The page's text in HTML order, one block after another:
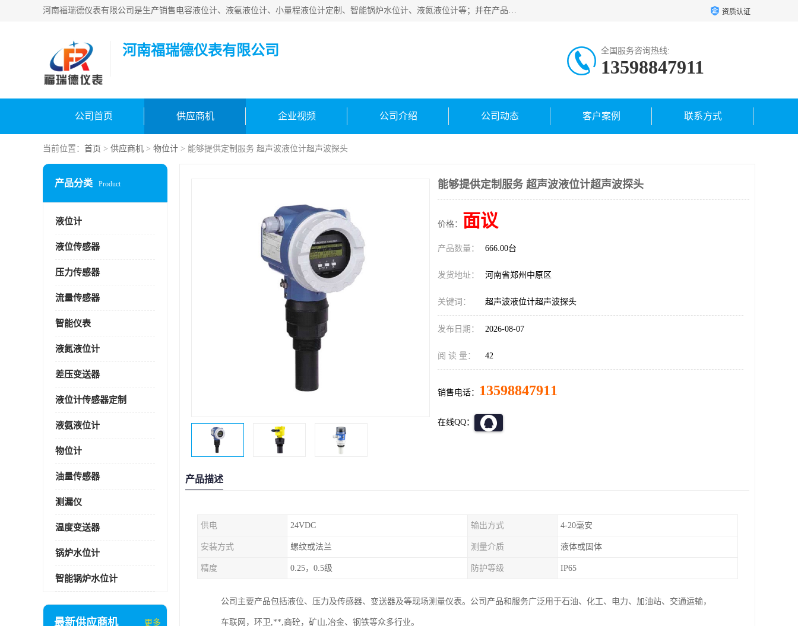
河南福瑞德仪表有限公司是生产销售电容液位计、液氨液位计、小量程液位计定制、智能锅炉水位计、液氮液位计等；并在产品开发、研制的过程中，吸取国内外仪器仪表的技术精华，建立了一支高、精、尖的科研开发队伍，使产品性能不断升级。 资质认证
河南福瑞德仪表有限公司 全国服务咨询热线:
13598847911
公司首页 供应商机 企业视频 公司介绍 公司动态 客户案例 联系方式
当前位置： 首页 > 供应商机 > 物位计 > 能够提供定制服务 超声波液位计超声波探头
产品分类 Product
液位计
液位传感器
压力传感器
流量传感器
智能仪表
液氮液位计
差压变送器
液位计传感器定制
液氨液位计
物位计
油量传感器
测漏仪
温度变送器
锅炉水位计
智能锅炉水位计
最新供应商机 更多
能够提供定制服务 超声波液位计超声波探头
价格： 面议
产品数量： 666.00台
发货地址： 河南省郑州中原区
关键词： 超声波液位计超声波探头
发布日期： 2026-08-07
阅 读 量： 42
销售电话： 13598847911
在线QQ：
产品描述
供电 24VDC 输出方式 4-20毫安
安装方式 螺纹或法兰 测量介质 液体或固体
精度 0.25，0.5级 防护等级 IP65
公司主要产品包括液位、压力及传感器、变送器及等现场测量仪表。公司产品和服务广泛用于石油、化工、电力、加油站、交通运输，
车联网，环卫,**,商砼，矿山,冶金、钢铁等众多行业。